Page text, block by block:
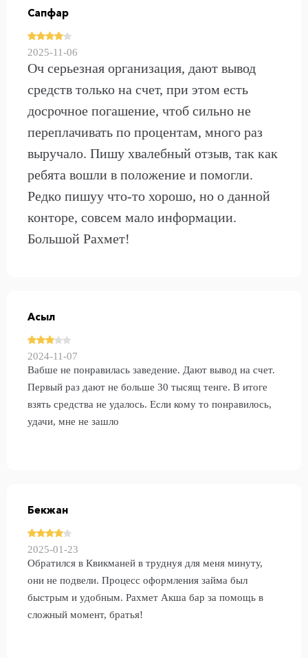
Сапфар
2025-11-06
Оч серьезная организация, дают вывод
средств только на счет, при этом есть
досрочное погашение, чтоб сильно не
переплачивать по процентам, много раз
выручало. Пишу хвалебный отзыв, так как
ребята вошли в положение и помогли.
Редко пишуу что-то хорошо, но о данной
конторе, совсем мало информации.
Большой Рахмет!
Асыл
2024-11-07
Вабше не понравилась заведение. Дают вывод на счет.
Первый раз дают не больше 30 тысящ тенге. В итоге
взять средства не удалось. Если кому то понравилось,
удачи, мне не зашло
Бекжан
2025-01-23
Обратился в Квикманей в труднуя для меня минуту,
они не подвели. Процесс оформления займа был
быстрым и удобным. Рахмет Акша бар за помощь в
сложный момент, братья!